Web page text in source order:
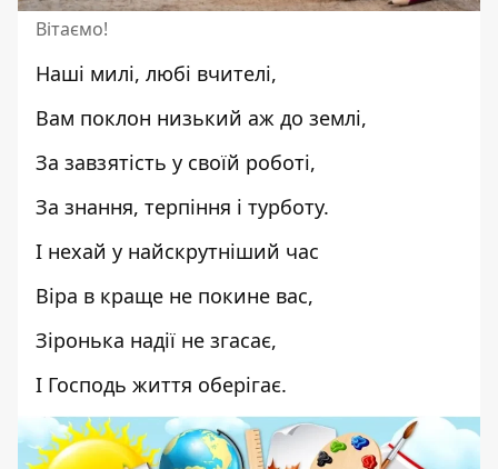
Вітаємо!
Наші милі, любі вчителі,
Вам поклон низький аж до землі,
За завзятість у своїй роботі,
За знання, терпіння і турботу.
І нехай у найскрутніший час
Віра в краще не покине вас,
Зіронька надії не згасає,
І Господь життя оберігає.